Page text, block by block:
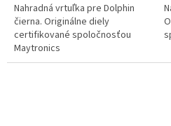
Nahradná vrtuľka pre Dolphin
čierna. Originálne diely
certifikované spoločnosťou
Maytronics